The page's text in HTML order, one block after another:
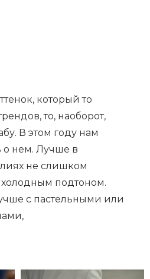
который то
то, наоборот,
В этом году нам
о нем. Лучше в
не слишком
подтоном.
с пастельными или